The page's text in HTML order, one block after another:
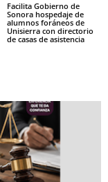
Facilita Gobierno de
Sonora hospedaje de
alumnos foráneos de
Unisierra con directorio
de casas de asistencia